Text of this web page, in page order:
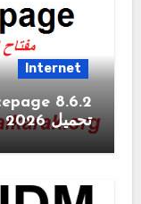
Internet
تحميل 2026